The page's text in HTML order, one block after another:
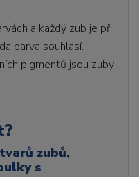
a každý zub je při
barva souhlasí.
pigmentů jsou zuby
zubů,
s